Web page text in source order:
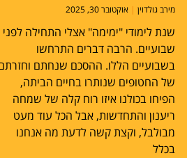
מירב גולדוין אוקטובר 30, 2025
שנת לימודי "ימימה" אצלי התחילה לפני
שבועיים. הרבה דברים התרחשו
בשבועיים הללו. ההסכם שנחתם
של החטופים שנותרו בחיים הביתה,
הפיחו בכולנו איזו רוח קלה של שמחה
ריענון והתחדשות, אבל הכל עוד מעט
מבולבל, וקצת קשה לדעת מה אנחנו
בכלל